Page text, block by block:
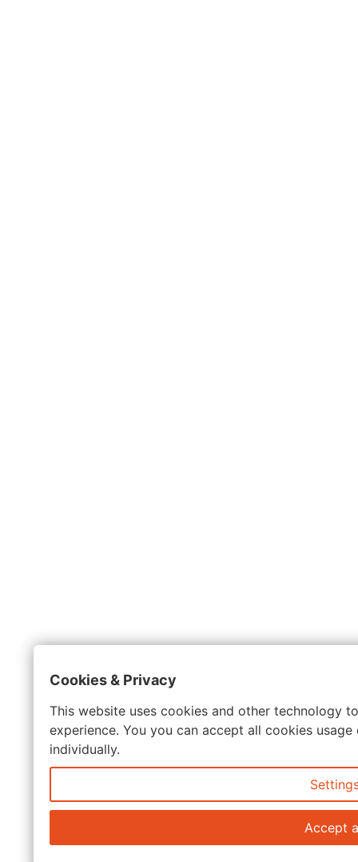
Cookies & Privacy
This website uses cookies and other technology
experience. You you can accept all cookies
individually.
Accept